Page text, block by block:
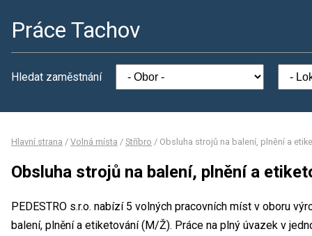
Práce Tachov
Hledat zaměstnání
Hlavní strana / Volná místa / Stříbro / Obsluha strojů na balení, plnění a
Obsluha strojů na balení, plnění a
PEDESTRO s.r.o. nabízí 5 volných pracovních míst v oboru
balení, plnění a etiketování (M/Ž). Práce na plný úvazek v